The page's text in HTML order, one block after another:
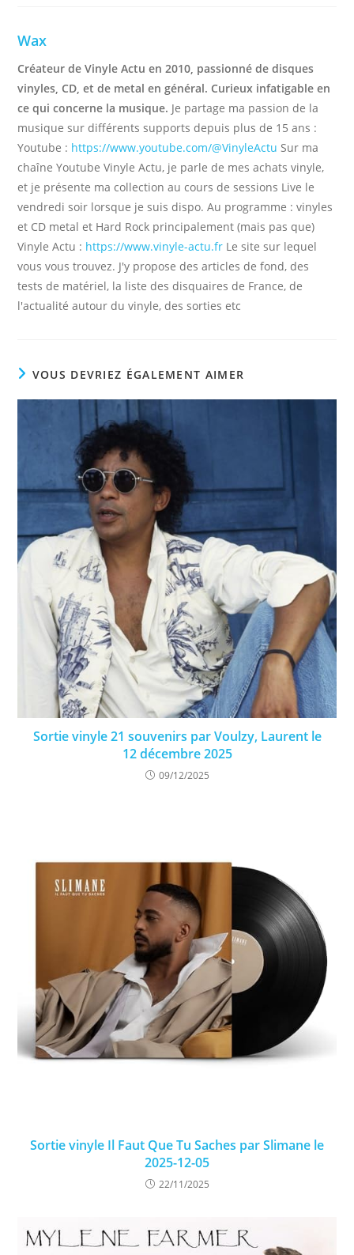
Wax
Créateur de Vinyle Actu en 2010, passionné de disques
vinyles, CD, et de metal en général. Curieux infatigable en
ce qui concerne la musique. Je partage ma passion de la
musique sur différents supports depuis plus de 15 ans :
Youtube : https://www.youtube.com/@VinyleActu Sur ma
chaîne Youtube Vinyle Actu, je parle de mes achats vinyle,
et je présente ma collection au cours de sessions Live le
vendredi soir lorsque je suis dispo. Au programme : vinyles
et CD metal et Hard Rock principalement (mais pas que)
Vinyle Actu : https://www.vinyle-actu.fr Le site sur lequel
vous vous trouvez. J'y propose des articles de fond, des
tests de matériel, la liste des disquaires de France, de
l'actualité autour du vinyle, des sorties etc
VOUS DEVRIEZ ÉGALEMENT AIMER
Sortie vinyle 21 souvenirs par Voulzy, Laurent le
12 décembre 2025
09/12/2025
Sortie vinyle Il Faut Que Tu Saches par Slimane le
2025-12-05
22/11/2025